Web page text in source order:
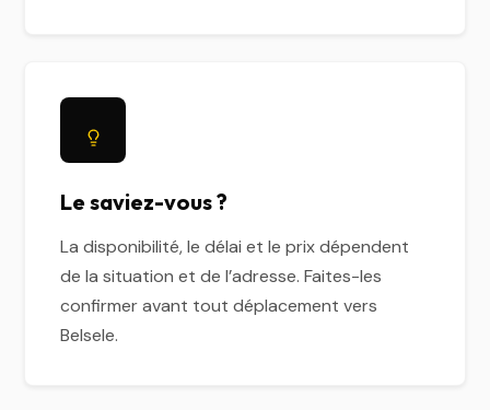
Le saviez-vous ?
La disponibilité, le délai et le prix dépendent
de la situation et de l’adresse. Faites-les
confirmer avant tout déplacement vers
Belsele.